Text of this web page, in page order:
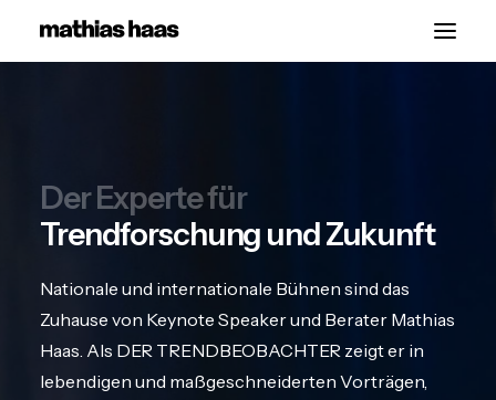
Über
Kontakt
Der Experte für
Trendforschung und Zukunft
Nationale und internationale Bühnen sind das
Zuhause von Keynote Speaker und Berater Mathias
Haas. Als DER TRENDBEOBACHTER zeigt er in
lebendigen und maßgeschneiderten Vorträgen,